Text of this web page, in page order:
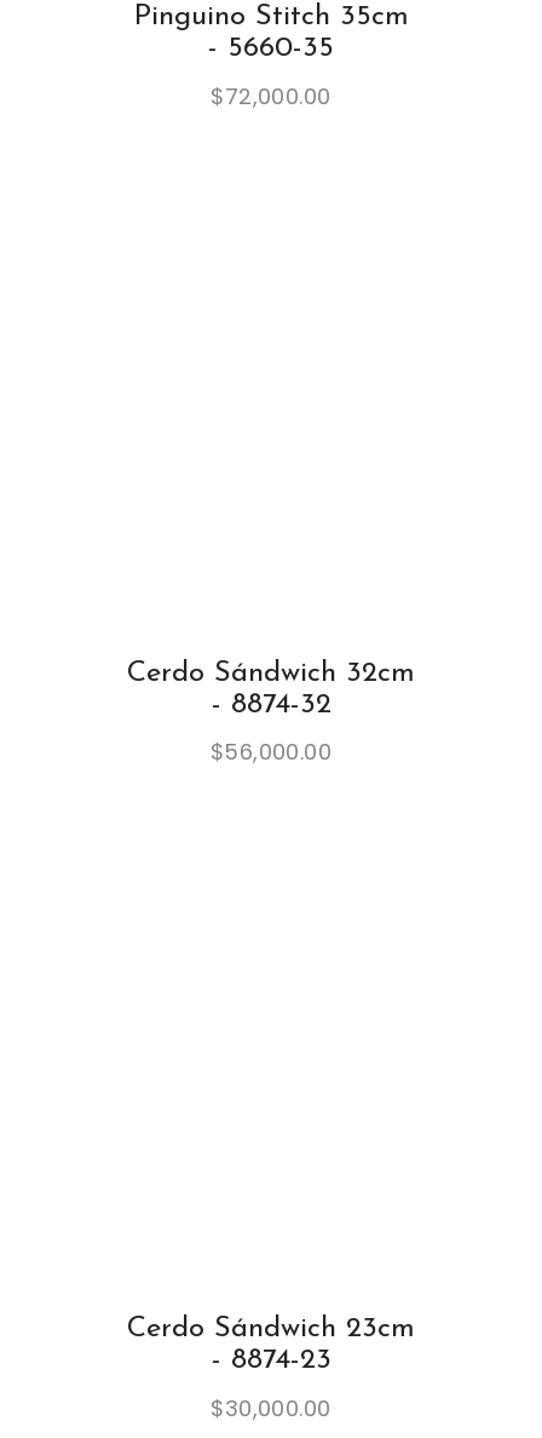
Pinguino Stitch 35cm
- 5660-35
$72,000.00
Cerdo Sándwich 32cm
- 8874-32
$56,000.00
Cerdo Sándwich 23cm
- 8874-23
$30,000.00